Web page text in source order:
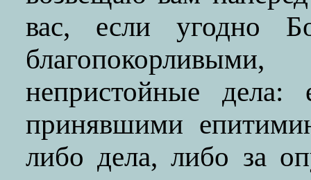
вас, если угодно
непристойные
принявшими
либо дела, либо за